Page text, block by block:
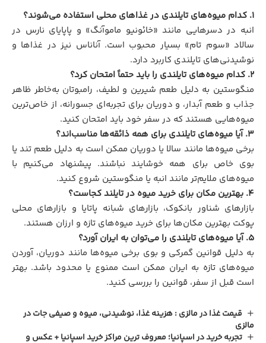
1. کدام میوه‌های تایلندی در غذاهای محلی استفاده می‌شوند؟
انبه در دسرهایی مانند «خائونیو ماموآنگ» و پاپایای نارس در
سالاد «سوم تام» بسیار محبوب است. آناناس نیز در غذاها و
نوشیدنی‌های تایلندی کاربرد دارد.
2. کدام میوه‌های تایلندی را باید حتماً امتحان کرد؟
منگوستین به دلیل طعم شیرین و لطیف، رامبوتان به‌خاطر ظاهر
جذاب و طعم آبدار، و دوریان برای تجربه‌ای جسورانه، از خاص‌ترین
میوه‌هایی هستند که در سفر خود باید امتحان کنید.
3. آیا میوه‌های تایلندی برای همه ذائقه‌ها مناسب‌اند؟
برخی میوه‌ها مانند سالا یا دوریان ممکن است به دلیل طعم تند یا
بوی خاص برای همه خوشایند نباشند. پیشنهاد می‌کنیم با
میوه‌های ملایم‌تر مانند انبه یا منگوستین شروع کنید.
4. بهترین مکان برای خرید میوه در تایلند کجاست؟
بازارهای شناور بانکوک، بازارهای شبانه پاتایا و بازارهای محلی
پوکت بهترین مکان‌ها برای خرید میوه‌های تازه و ارزان هستند.
5. آیا میوه‌های تایلندی را می‌توان به ایران آورد؟
به دلیل قوانین گمرکی و بوی برخی میوه‌ها مانند دوریان، آوردن
میوه‌های تازه به ایران ممکن است ممنوع یا محدود باشد. بهتر
است قبل از سفر، قوانین را بررسی کنید.
قیمت غذا در مالزی : هزینه غذا، نوشیدنی، میوه و صیفی جات در
مالزی
تجربه‌ خرید در اسپانیا؛ معروف ترین مراکز خرید اسپانیا + عکس و